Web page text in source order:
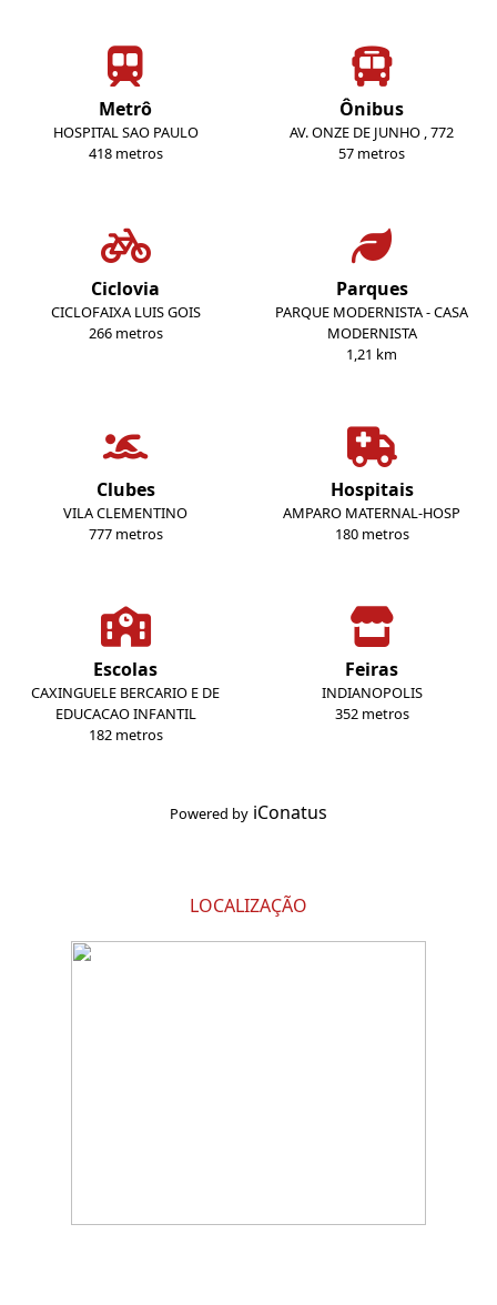
Metrô
HOSPITAL SAO PAULO
418 metros
Ônibus
AV. ONZE DE JUNHO , 772
57 metros
Ciclovia
CICLOFAIXA LUIS GOIS
266 metros
Parques
PARQUE MODERNISTA - CASA
MODERNISTA
1,21 km
Clubes
VILA CLEMENTINO
777 metros
Hospitais
AMPARO MATERNAL-HOSP
180 metros
Escolas
CAXINGUELE BERCARIO E DE
EDUCACAO INFANTIL
182 metros
Feiras
INDIANOPOLIS
352 metros
Powered by iConatus
LOCALIZAÇÃO